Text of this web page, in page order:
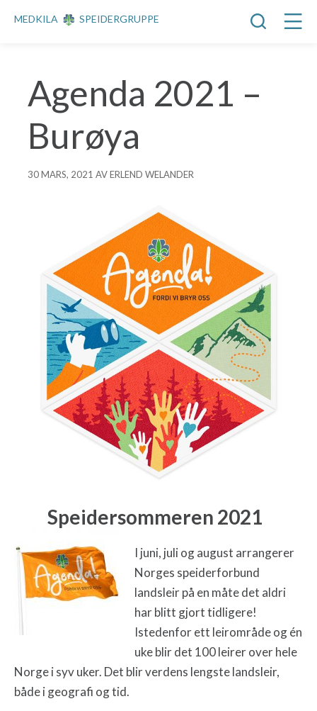
MEDKILA SPEIDERGRUPPE
Agenda 2021 –
Burøya
30 MARS, 2021 AV ERLEND WELANDER
Speidersommeren 2021
I juni, juli og august arrangerer
Norges speiderforbund
landsleir på en måte det aldri
har blitt gjort tidligere!
Istedenfor ett leirområde og én
uke blir det 100 leirer over hele
Norge i syv uker. Det blir verdens lengste landsleir,
både i geografi og tid.